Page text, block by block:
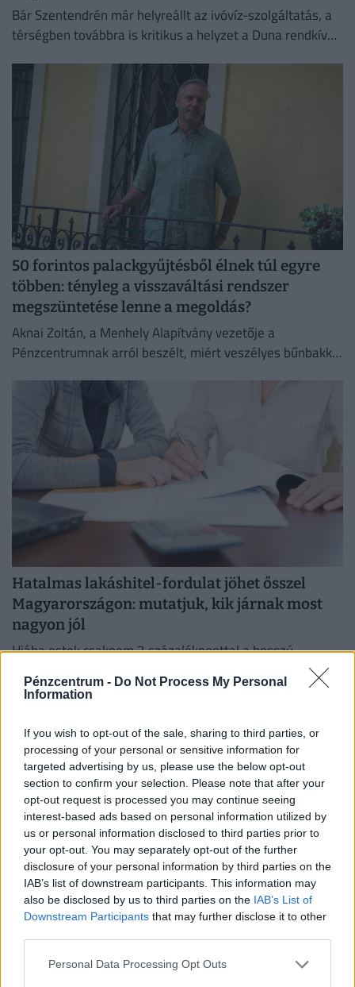
Pénzcentrum - Do Not Process My Personal
Information
If you wish to opt-out of the sale, sharing to third parties, or
processing of your personal or sensitive information for
targeted advertising by us, please use the below opt-out
section to confirm your selection. Please note that after your
opt-out request is processed you may continue seeing
interest-based ads based on personal information utilized by
us or personal information disclosed to third parties prior to
your opt-out. You may separately opt-out of the further
disclosure of your personal information by third parties on the
IAB’s list of downstream participants. This information may
also be disclosed by us to third parties on the IAB’s List of
Downstream Participants that may further disclose it to other
Personal Data Processing Opt Outs
Bár Szentendrén már helyreállt az ivóvíz-szolgáltatás, a
térségben továbbra is kritikus a helyzet a Duna rendkívül
50 forintos palackgyűjtésből élnek túl egyre
többen: tényleg a visszaváltási rendszer
megszüntetése lenne a megoldás?
Aknai Zoltán, a Menhely Alapítvány vezetője a
Pénzcentrumnak arról beszélt, miért veszélyes bűnbakká
Hatalmas lakáshitel-fordulat jöhet ősszel
Magyarországon: mutatjuk, kik járnak most
nagyon jól
Hiába estek csaknem 2 százalékponttal a hosszú
forintkamatok az elmúlt hónapokban, a piaci lakáshitelek
átlagkamata egyelőre alig mozdult.
Pusztító hőség, lekapcsolt szaunák: most
kiderült, lesz-e áremelés a budapesti
fürdőkben
Lekapcsolták a szaunákat a budapesti fürdőkben és más